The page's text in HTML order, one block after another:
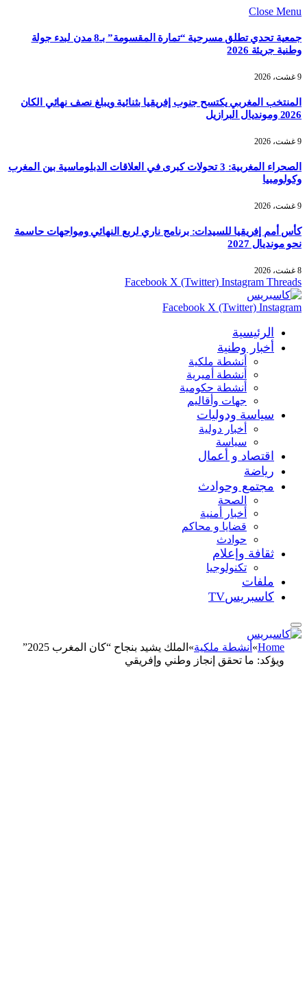
Close Menu
جمعية تحدي تطلق مسرحية “تمارة المقسومة” بـ8 مدن لبدء جولة
وطنية جريئة 2026
9 غشت، 2026
المنتخب المغربي يكتسح جنوب إفريقيا بثنائية ويبلغ نصف نهائي الكان
2026 ومونديال البرازيل
9 غشت، 2026
الصحراء المغربية: 3 تحولات كبرى في العلاقات الدبلوماسية بين المغرب
وكولومبيا
9 غشت، 2026
كأس أمم إفريقيا للسيدات: برنامج ناري لربع النهائي ومواجهات حاسمة
نحو مونديال 2027
8 غشت، 2026
Facebook X (Twitter) Instagram Threads
Facebook X (Twitter) Instagram
الرئيسية
أخبار وطنية
أنشطة ملكية
أنشطة أميرية
أنشطة حكومية
جهات وأقاليم
سياسة ودوليات
أخبار دولية
سياسة
اقتصاد و أعمال
رياضة
مجتمع وحوادث
الصحة
أخبار أمنية
قضايا و محاكم
حوادث
ثقافة وإعلام
تكنولوجيا
ملفات
كاسبريسTV
Home
» أنشطة ملكية»
الملك يشيد بنجاح “كان المغرب 2025”
ويؤكد: ما تحقق إنجاز وطني وإفريقي